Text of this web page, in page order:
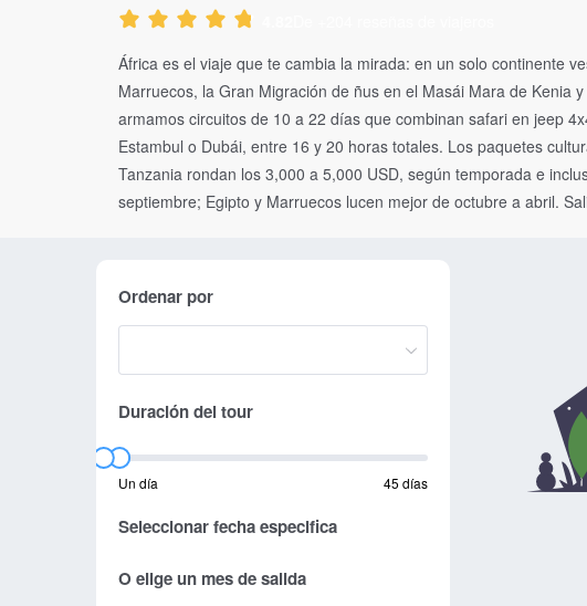
África es el viaje que te cambia la mirada: en un solo continente
Marruecos, la Gran Migración de ñus en el Masái Mara de Kenia
armamos circuitos de 10 a 22 días que combinan safari en jeep
Estambul o Dubái, entre 16 y 20 horas totales. Los paquetes
Tanzania rondan los 3,000 a 5,000 USD, según temporada e
septiembre; Egipto y Marruecos lucen mejor de octubre a abril.
Ordenar por
Duración del tour
Un día 45 días
Seleccionar fecha especifica
O elige un mes de salida